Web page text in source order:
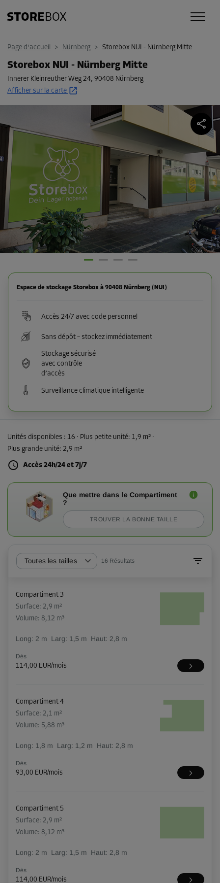
Page d'accueil > Nürnberg > Storebox NUI - Nürnberg Mitte
Storebox NUI - Nürnberg Mitte
Innerer Kleinreuther Weg 24, 90408 Nürnberg
Afficher sur la carte
Espace de stockage Storebox à 90408 Nürnberg (NUI)
Accès 24/7 avec code personnel
Sans dépôt – stockez immédiatement
Stockage sécurisé
avec contrôle
d’accès
Surveillance climatique intelligente
Unités disponibles : 16 · Plus petite unité: 1,9 m² ·
Plus grande unité: 2,9 m²
Accès 24h/24 et 7j/7
Que mettre dans le Compartiment
?
TROUVER LA BONNE TAILLE
Toutes les tailles 16 Résultats
Compartiment 3
Surface: 2,9 m²
Volume: 8,12 m³
Long: 2 m Larg: 1,5 m Haut: 2,8 m
Dès
114,00 EUR/mois
Compartiment 4
Surface: 2,1 m²
Volume: 5,88 m³
Long: 1,8 m Larg: 1,2 m Haut: 2,8 m
Dès
93,00 EUR/mois
Compartiment 5
Surface: 2,9 m²
Volume: 8,12 m³
Long: 2 m Larg: 1,5 m Haut: 2,8 m
Dès
114,00 EUR/mois